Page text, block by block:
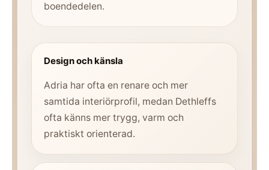
boendedelen.
Design och känsla
Adria har ofta en renare och mer
samtida interiörprofil, medan Dethleffs
ofta känns mer trygg, varm och
praktiskt orienterad.